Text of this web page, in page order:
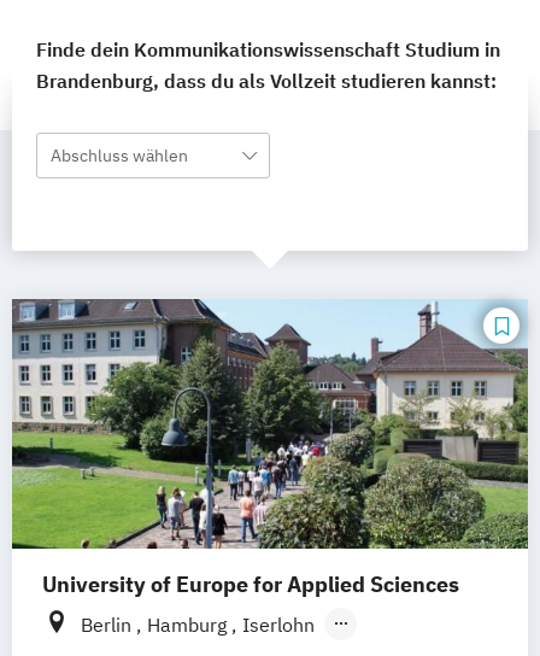
Finde dein Kommunikationswissenschaft Studium in
Brandenburg, dass du als Vollzeit studieren kannst:
Abschluss wählen
University of Europe for Applied Sciences
Berlin Hamburg
Iserlohn